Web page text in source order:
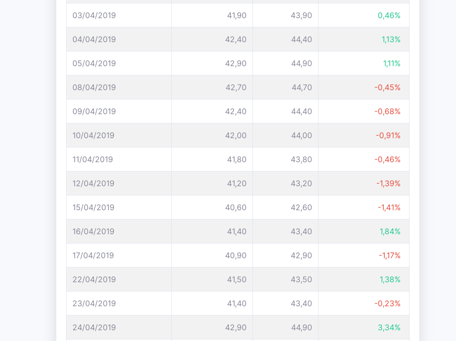
03/04/2019 41,90 43,90 0,46%
04/04/2019 42,40 44,40 1,13%
05/04/2019 42,90 44,90 1,11%
08/04/2019 42,70 44,70 -0,45%
09/04/2019 42,40 44,40 -0,68%
10/04/2019 42,00 44,00 -0,91%
11/04/2019 41,80 43,80 -0,46%
12/04/2019 41,20 43,20 -1,39%
15/04/2019 40,60 42,60 -1,41%
16/04/2019 41,40 43,40 1,84%
17/04/2019 40,90 42,90 -1,17%
22/04/2019 41,50 43,50 1,38%
23/04/2019 41,40 43,40 -0,23%
24/04/2019 42,90 44,90 3,34%